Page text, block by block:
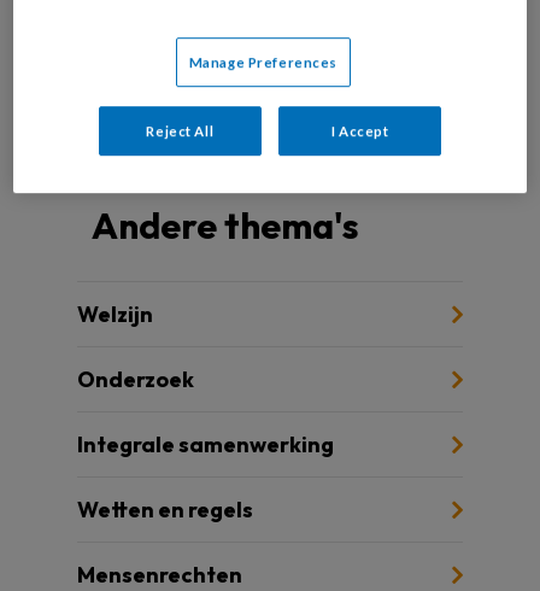
Andere thema's
Welzijn
Onderzoek
Integrale samenwerking
Wetten en regels
Mensenrechten
Manage Preferences
Reject All I Accept